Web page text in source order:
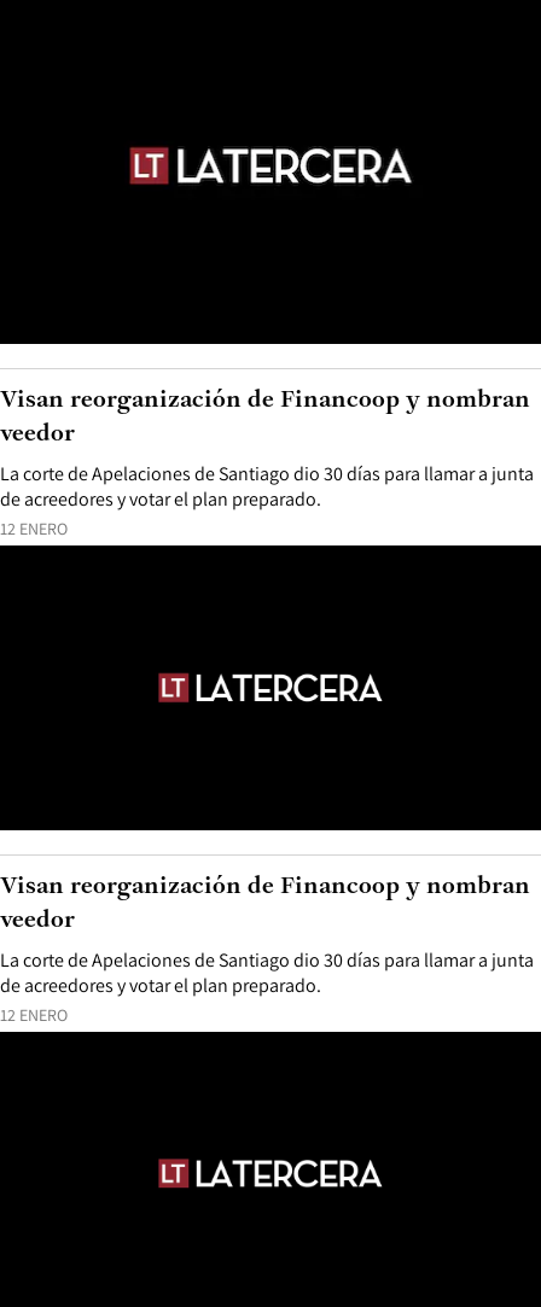
12 ENERO
La corte de Apelaciones de Santiago dio 30 días para llamar a junta
de acreedores y votar el plan preparado.
Visan reorganización de Financoop y nombran
veedor
12 ENERO
La corte de Apelaciones de Santiago dio 30 días para llamar a junta
de acreedores y votar el plan preparado.
Visan reorganización de Financoop y nombran
veedor